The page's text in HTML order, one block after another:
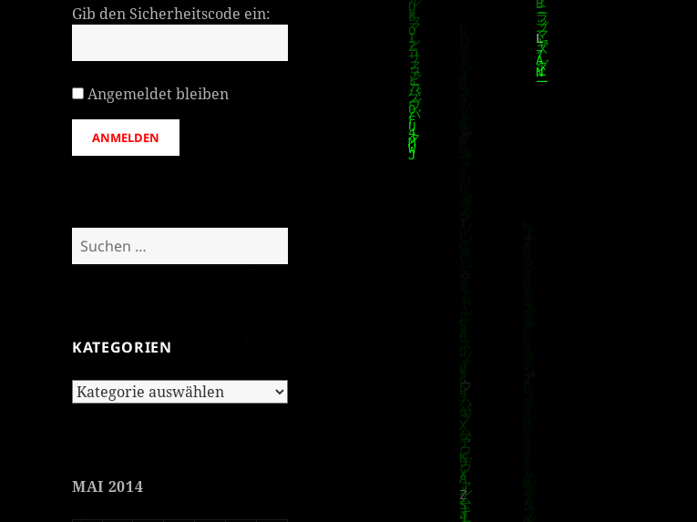
Gib den Sicherheitscode ein:
Angemeldet bleiben
ANMELDEN
Suchen
nach:
KATEGORIEN
Kategorien
MAI 2014